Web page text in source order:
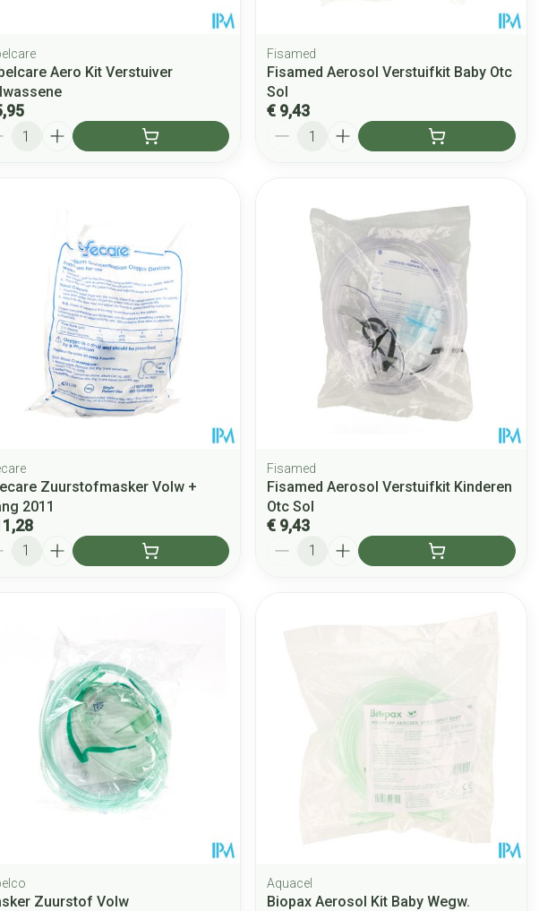
Aero Kit Verstuiver
Fisamed
Fisamed Aerosol Verstuifkit Baby Otc
Sol
€ 9,43
Zuurstofmasker Volw +
2011
Fisamed
Fisamed Aerosol Verstuifkit Kinderen
Otc Sol
€ 9,43
Zuurstof Volw
Aquacel
Biopax Aerosol Kit Baby Wegw.